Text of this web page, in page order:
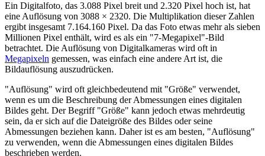
Ein Digitalfoto, das 3.088 Pixel breit und 2.320 Pixel hoch ist, hat
eine Auflösung von 3088 × 2320. Die Multiplikation dieser Zahlen
ergibt insgesamt 7.164.160 Pixel. Da das Foto etwas mehr als sieben
Millionen Pixel enthält, wird es als ein "7-Megapixel"-Bild
betrachtet. Die Auflösung von Digitalkameras wird oft in
Megapixeln gemessen, was einfach eine andere Art ist, die
Bildauflösung auszudrücken.
"Auflösung" wird oft gleichbedeutend mit "Größe" verwendet,
wenn es um die Beschreibung der Abmessungen eines digitalen
Bildes geht. Der Begriff "Größe" kann jedoch etwas mehrdeutig
sein, da er sich auf die Dateigröße des Bildes oder seine
Abmessungen beziehen kann. Daher ist es am besten, "Auflösung"
zu verwenden, wenn die Abmessungen eines digitalen Bildes
beschrieben werden.